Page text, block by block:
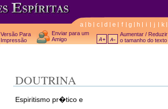
a b c d e f g h i j k
Versão Para
Impressão
Enviar para um
Amigo
Aumentar / Reduzir
o tamanho do texto
DOUTRINA
Espiritismo pr�tico e